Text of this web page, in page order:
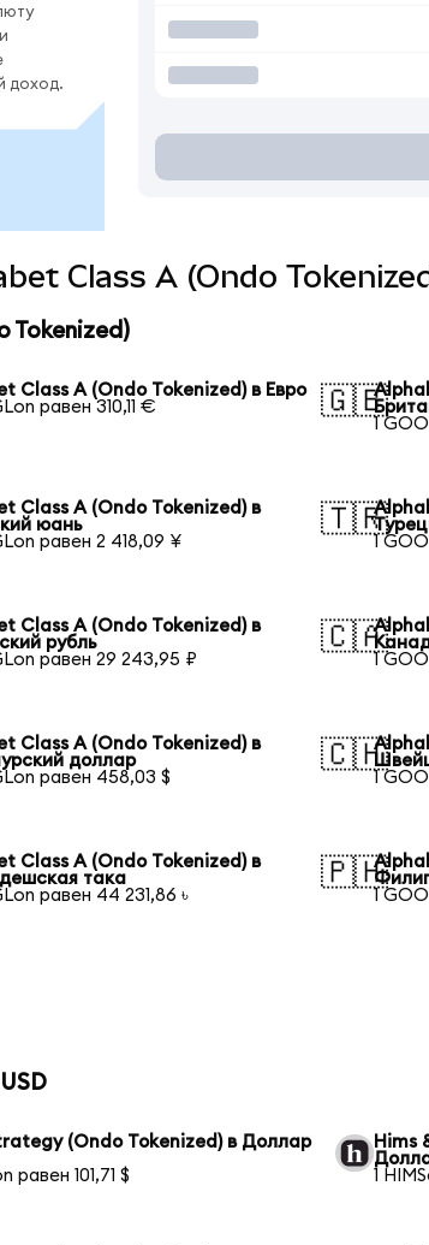
доход.
Class A (Ondo
Tokenized)
Class A (Ondo Tokenized) в Евро
равен 310,11 €
🇬🇧
1
Class A (Ondo Tokenized) в
юань
равен 2 418,09 ¥
🇹🇷
1
Class A (Ondo Tokenized) в
рубль
равен 29 243,95 ₽
🇨🇦
1
Class A (Ondo Tokenized) в
доллар
равен 458,03 $
🇨🇭
1
Class A (Ondo Tokenized) в
така
равен 44 231,86 ৳
🇵🇭
1
(Ondo Tokenized) в Доллар
равен 101,71 $
Hims
1